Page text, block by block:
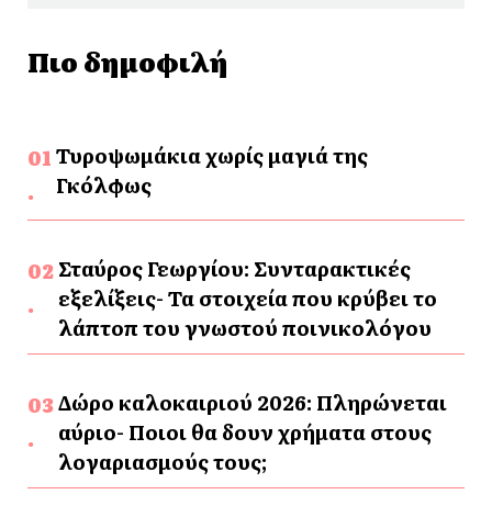
Πιο δημοφιλή
Τυροψωμάκια χωρίς μαγιά της
Γκόλφως
Σταύρος Γεωργίου: Συνταρακτικές
εξελίξεις- Τα στοιχεία που κρύβει το
λάπτοπ του γνωστού ποινικολόγου
Δώρο καλοκαιριού 2026: Πληρώνεται
αύριο- Ποιοι θα δουν χρήματα στους
λογαριασμούς τους;